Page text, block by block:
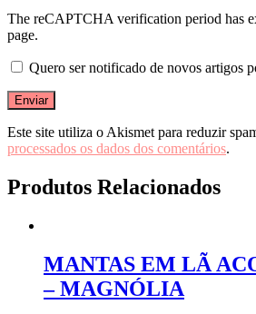
The reCAPTCHA verification period has
page.
Quero ser notificado de novos artigos
Este site utiliza o Akismet para reduzir
processados os dados dos comentários.
Produtos Relacionados
MANTAS EM LÃ
– MAGNÓLIA